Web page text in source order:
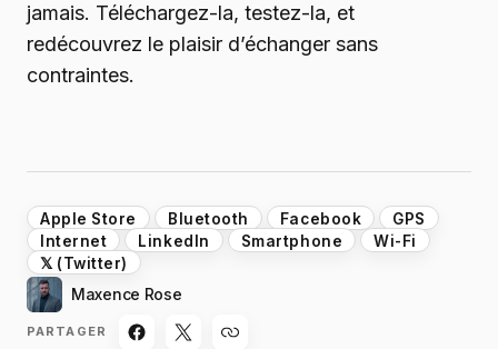
jamais. Téléchargez-la, testez-la, et
redécouvrez le plaisir d’échanger sans
contraintes.
Apple Store Bluetooth Facebook
GPS
Internet
LinkedIn Smartphone
Wi-Fi
𝕏 (Twitter)
Maxence Rose
PARTAGER